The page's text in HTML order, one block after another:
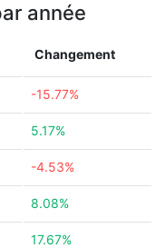
année
Changement
-15.77%
5.17%
-4.53%
8.08%
17.67%